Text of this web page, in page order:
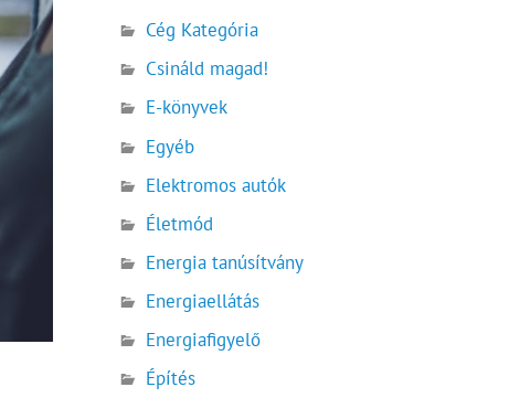
Cég Kategória
Csináld magad!
E-könyvek
Egyéb
Elektromos autók
Életmód
Energia tanúsítvány
Energiaellátás
Energiafigyelő
Építés